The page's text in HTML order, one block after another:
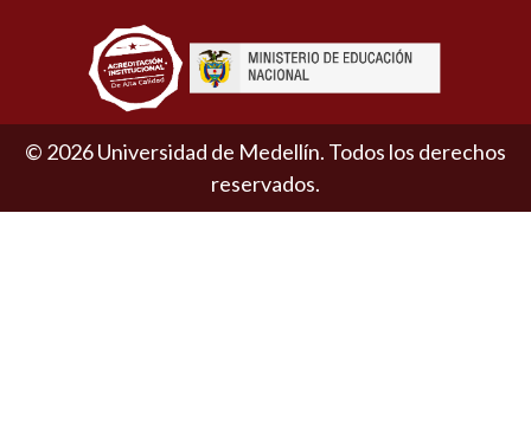
© 2026Universidad de Medellín. Todos los derechos
reservados.